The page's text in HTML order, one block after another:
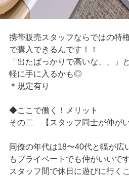
携帯販売スタッフならではの特
で購入できるんです！！
「出たばっかりで高いな、、」
軽に手に入るかも◎
＊規定有り
◆ここで働く！メリット
その二 【スタッフ同士が仲がい
同僚の年代は18〜40代と幅が広
もプライベートでも仲がいいです
スタッフ間で休日に遊びに行く